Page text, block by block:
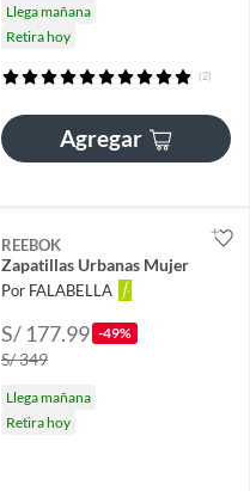
Llega mañana
Retira hoy
(2)
Agregar
REEBOK
Zapatillas Urbanas Mujer
Por FALABELLA
S/ 177.99 -49%
S/ 349
Llega mañana
Retira hoy